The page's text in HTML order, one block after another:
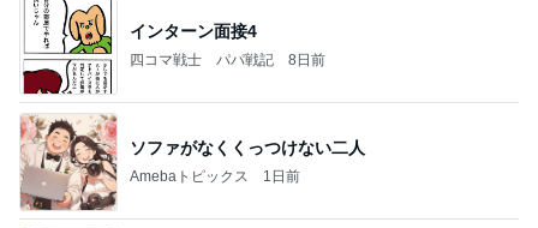
インターン面接4
四コマ戦士 パパ戦記 8日前
ソファがなくくっつけない二人
Amebaトピックス 1日前